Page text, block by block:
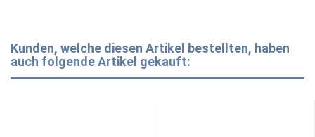
Kunden, welche diesen Artikel bestellten, haben
auch folgende Artikel gekauft: